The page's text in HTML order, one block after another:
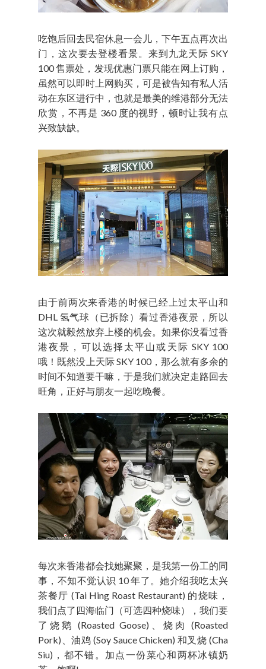
吃饱后回去民宿休息一会儿，下午五点再次出
门，这次要去登楼看景。来到九龙天际 SKY
100 售票处，发现优惠门票只能在网上订购，
虽然可以即时上网购买，可是被告知有私人活
动在东区进行中，也就是最美的维港部分无法
欣赏，不再是 360 度的视野，顿时让我有点
兴致缺缺。
由于前两次来香港的时候已经上过太平山和
DHL 氢气球（已拆除）看过香港夜景，所以
这次就毅然放弃上楼的机会。如果你没看过香
港夜景，可以选择太平山或天际 SKY 100
哦！既然没上天际 SKY 100，那么就有多余的
时间不知道要干嘛，于是我们就决定走路回去
旺角，正好与朋友一起吃晚餐。
每次来香港都会找她聚聚，是我第一份工的同
事，不知不觉认识 10 年了。她介绍我吃太兴
茶餐厅 (Tai Hing Roast Restaurant) 的烧味，
我们点了四海临门（可选四种烧味），我们要
了烧鹅 (Roasted Goose)、烧肉 (Roasted
Pork)、油鸡 (Soy Sauce Chicken) 和叉烧 (Cha
Siu)，都不错。加点一份菜心和两杯冰镇奶